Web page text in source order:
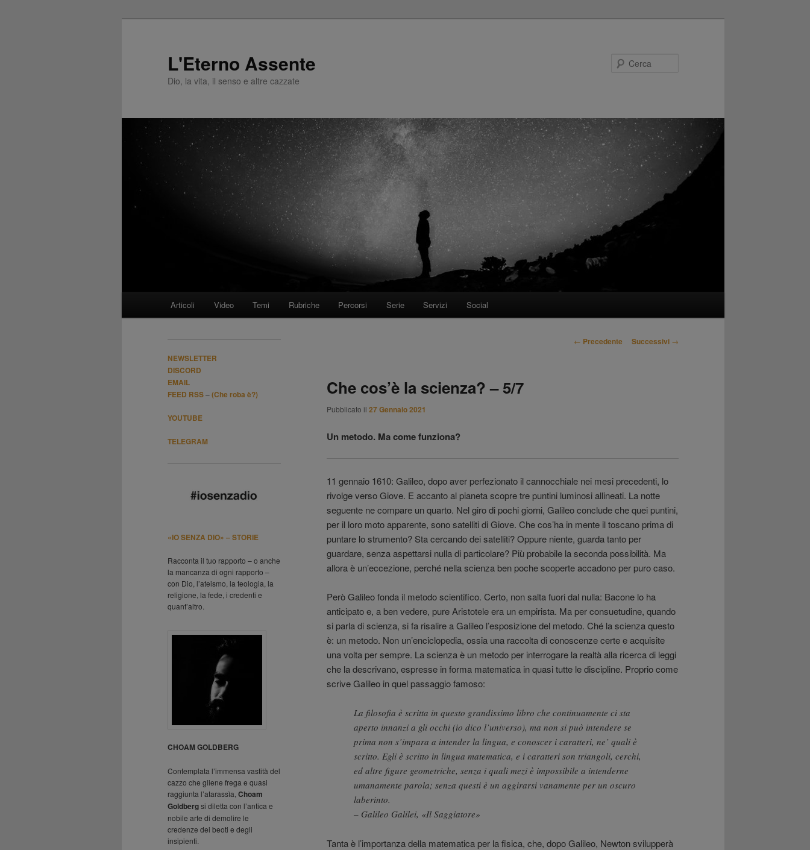
L'Eterno Assente
Dio, la vita, il senso e altre cazzate
Vai
contenuto
principale
Articoli Video Temi Rubriche Percorsi Serie Servizi Social
Navigazione
← Precedente Successivi →
Che cos’è la scienza? – 5/7
Pubblicato il 27 Gennaio 2021
Un metodo. Ma come funziona?
11 gennaio 1610: Galileo, dopo aver perfezionato il cannocchiale nei mesi precedenti, lo
rivolge verso Giove. E accanto al pianeta scopre tre puntini luminosi allineati. La notte
seguente ne compare un quarto. Nel giro di pochi giorni, Galileo conclude che quei puntini,
per il loro moto apparente, sono satelliti di Giove. Che cos’ha in mente il toscano prima di
puntare lo strumento? Sta cercando dei satelliti? Oppure niente, guarda tanto per
guardare, senza aspettarsi nulla di particolare? Più probabile la seconda possibilità. Ma
allora è un’eccezione, perché nella scienza ben poche scoperte accadono per puro caso.
Però Galileo fonda il metodo scientifico. Certo, non salta fuori dal nulla: Bacone lo ha
anticipato e, a ben vedere, pure Aristotele era un empirista. Ma per consuetudine, quando
si parla di scienza, si fa risalire a Galileo l’esposizione del metodo. Ché la scienza questo
è: un metodo. Non un’enciclopedia, ossia una raccolta di conoscenze certe e acquisite
una volta per sempre. La scienza è un metodo per interrogare la realtà alla ricerca di leggi
che la descrivano, espresse in forma matematica in quasi tutte le discipline. Proprio come
scrive Galileo in quel passaggio famoso:
La filosofia è scritta in questo grandissimo libro che continuamente ci sta
aperto innanzi a gli occhi (io dico l’universo), ma non si può intendere se
prima non s’impara a intender la lingua, e conoscer i caratteri, ne’ quali è
scritto. Egli è scritto in lingua matematica, e i caratteri son triangoli, cerchi,
ed altre figure geometriche, senza i quali mezi è impossibile a intenderne
umanamente parola; senza questi è un aggirarsi vanamente per un oscuro
laberinto.
– Galileo Galilei, «Il Saggiatore»
Tanta è l’importanza della matematica per la fisica, che, dopo Galileo, Newton svilupperà
NEWSLETTER
DISCORD
EMAIL
FEED RSS–(Che roba è?)
YOUTUBE
TELEGRAM
«IO SENZA DIO» – STORIE
Racconta il tuo rapporto – o anche
la mancanza di ogni rapporto –
con Dio, l’ateismo, la teologia, la
religione, la fede, i credenti e
quant’altro.
CHOAM GOLDBERG
Contemplata l’immensa vastità del
cazzo che gliene frega e quasi
raggiunta l’atarassìa, Choam
Goldbergsi diletta con l’antica e
nobile arte di demolire le
credenze dei beoti e degli
insipienti.